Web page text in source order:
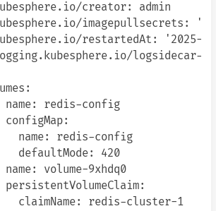
creator: admin
imagepullsecrets:
restartedAt: '2025-
logsidecar-
name: redis-config
configMap:
name: redis-config
defaultMode: 420
name: volume-9xhdq0
persistentVolumeClaim:
claimName: redis-cluster-1